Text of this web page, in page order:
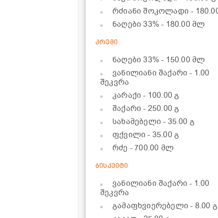
რძიანი შოკოლადი-
ნაღები 33%- 180.00 მლ
კრემი
ნაღები 33%- 150.00 მლ
ვანილიანი შაქარი- 1.00
შეკვრა
კარაქი- 100.00 გ
შაქარი- 250.00 გ
სახამებელი- 35.00 გ
ფქვილი- 35.00 გ
რძე - 700.00 მლ
ბისკვიტი
ვანილიანი შაქარი- 1.00
შეკვრა
გამაფხვიერებელი- 8.00 გ